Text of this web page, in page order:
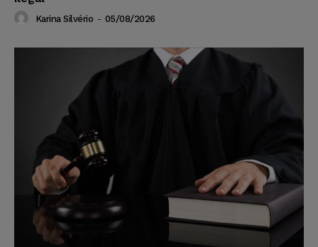
Karina Silvério - 05/08/2026